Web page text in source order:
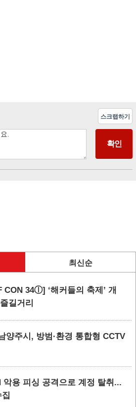
스크랩하기
최신순
CON 34ⓛ] ‘해커들의 축제’ 개
길거리
양주시, 방범·환경 통합형 CCTV
용 피싱 공격으로 계정 탈취...